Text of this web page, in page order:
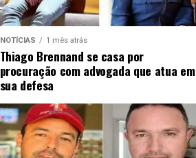
NOTÍCIAS 1 mês atrás
Thiago Brennand se casa por
procuração com advogada que atua em
sua defesa